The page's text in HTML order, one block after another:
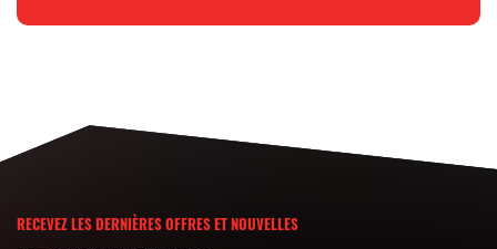
RECEVEZ LES DERNIÈRES OFFRES ET NOUVELLES